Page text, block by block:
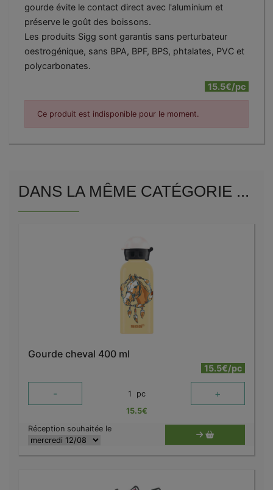
gourde évite le contact direct avec l'aluminium et
préserve le goût des boissons.
Les produits Sigg sont garantis sans perturbateur
oestrogénique, sans BPA, BPF, BPS, phtalates, PVC et
polycarbonates.
15.5€/pc
Ce produit est indisponible pour le moment.
DANS LA MÊME CATÉGORIE ...
Gourde cheval 400 ml
15.5€/pc
- 1 pc +
15.5€
Réception souhaitée le